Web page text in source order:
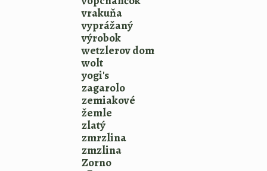
vrakuňa
vyprážaný
výrobok
wetzlerov dom
wolt
yogi's
zagarolo
zemiakové
žemle
zlatý
zmrzlina
zmzlina
Zorno